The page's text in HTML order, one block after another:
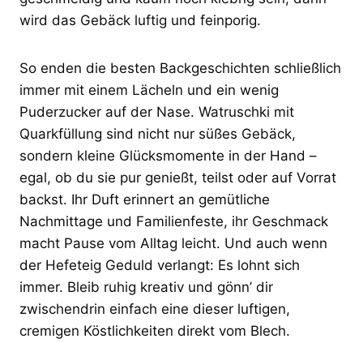
wird das Gebäck luftig und feinporig.
So enden die besten Backgeschichten schließlich
immer mit einem Lächeln und ein wenig
Puderzucker auf der Nase. Watruschki mit
Quarkfüllung sind nicht nur süßes Gebäck,
sondern kleine Glücksmomente in der Hand –
egal, ob du sie pur genießt, teilst oder auf Vorrat
backst. Ihr Duft erinnert an gemütliche
Nachmittage und Familienfeste, ihr Geschmack
macht Pause vom Alltag leicht. Und auch wenn
der Hefeteig Geduld verlangt: Es lohnt sich
immer. Bleib ruhig kreativ und gönn’ dir
zwischendrin einfach eine dieser luftigen,
cremigen Köstlichkeiten direkt vom Blech.